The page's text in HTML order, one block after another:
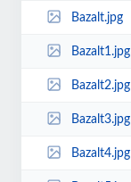
Bazalt.jpg
Bazalt1.jpg
Bazalt2.jpg
Bazalt3.jpg
Bazalt4.jpg